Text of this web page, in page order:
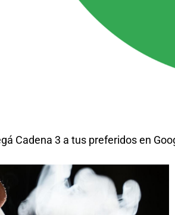
Cadena 3 a tus preferidos en